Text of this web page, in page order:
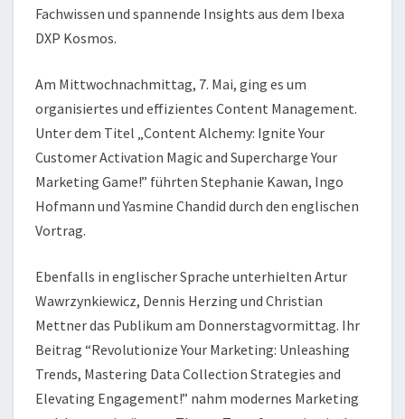
Fachwissen und spannende Insights aus dem Ibexa
DXP Kosmos.
Am Mittwochnachmittag, 7. Mai, ging es um
organisiertes und effizientes Content Management.
Unter dem Titel „Content Alchemy: Ignite Your
Customer Activation Magic and Supercharge Your
Marketing Game!” führten Stephanie Kawan, Ingo
Hofmann und Yasmine Chandid durch den englischen
Vortrag.
Ebenfalls in englischer Sprache unterhielten Artur
Wawrzynkiewicz, Dennis Herzing und Christian
Mettner das Publikum am Donnerstagvormittag. Ihr
Beitrag “Revolutionize Your Marketing: Unleashing
Trends, Mastering Data Collection Strategies and
Elevating Engagement!” nahm modernes Marketing